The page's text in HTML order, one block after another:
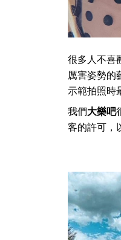
很多人不喜
厲害姿勢的
示範拍照時
我們大樂吧
客的許可，